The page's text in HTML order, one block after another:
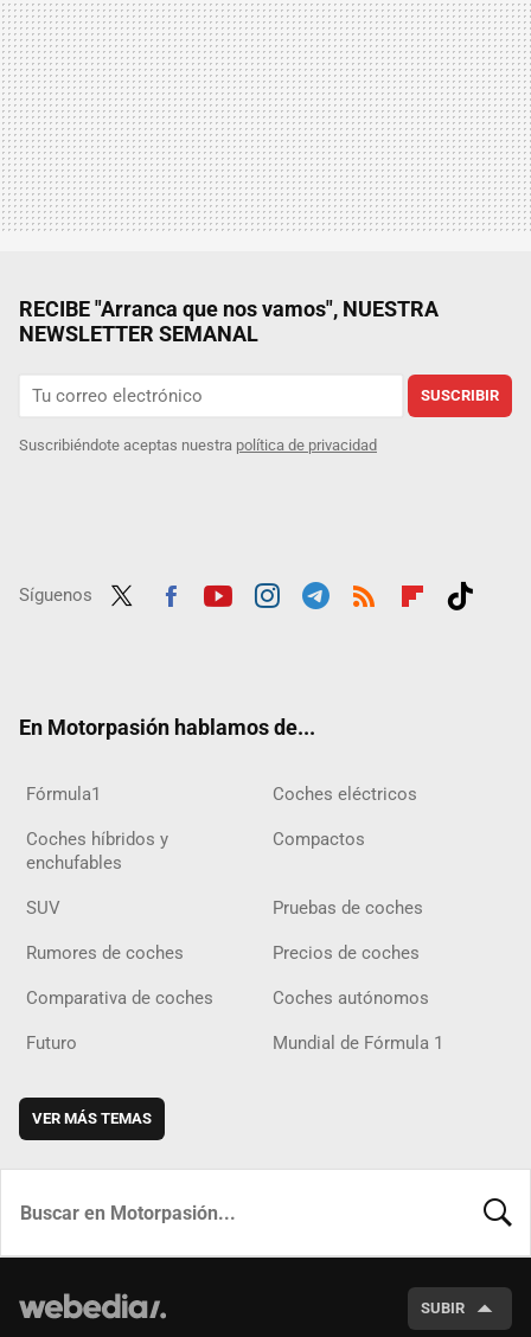
RECIBE "Arranca que nos vamos", NUESTRA
NEWSLETTER SEMANAL
SUSCRIBIR
Suscribiéndote aceptas nuestra política de privacidad
Síguenos
En Motorpasión hablamos de...
Fórmula1 Coches eléctricos
Coches híbridos y
enchufables
Compactos
SUV Pruebas de coches
Rumores de coches Precios de coches
Comparativa de coches Coches autónomos
Futuro Mundial de Fórmula 1
VER MÁS TEMAS
SUBIR